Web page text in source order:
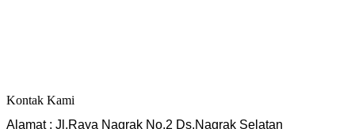
Kontak Kami
Alamat : Jl.Raya Nagrak No.2 Ds.Nagrak Selatan